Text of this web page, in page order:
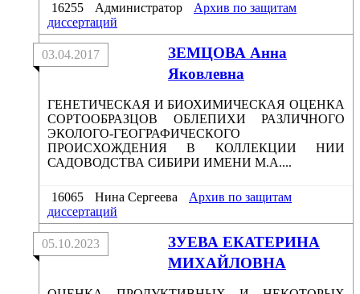
16255 Администратор
Архив по защитам
диссертаций
ЗЕМЦОВА Анна
Яковлевна
03.04.2017
ГЕНЕТИЧЕСКАЯ И БИОХИМИЧЕСКАЯ ОЦЕНКА
СОРТООБРАЗЦОВ ОБЛЕПИХИ РАЗЛИЧНОГО
ЭКОЛОГО-ГЕОГРАФИЧЕСКОГО
ПРОИСХОЖДЕНИЯ В КОЛЛЕКЦИИ НИИ
САДОВОДСТВА СИБИРИ ИМЕНИ М.А....
16065 Нина Сергеева
Архив по защитам
диссертаций
ЗУЕВА ЕКАТЕРИНА
МИХАЙЛОВНА
05.10.2023